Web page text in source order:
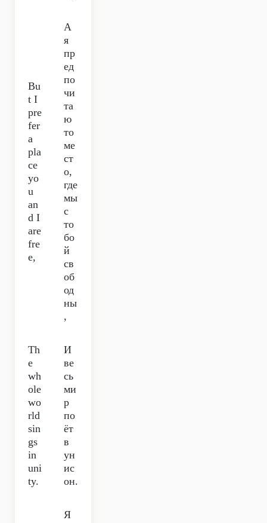
Bu
t I
pre
fer
a
pla
ce
yo
u
an
d I
are
fre
e,
А
я
пр
ед
по
чи
та
ю
то
ме
ст
о,
где
мы
с
то
бо
й
св
об
од
ны
,
Th
e
wh
ole
wo
rld
sin
gs
in
uni
ty.
И
ве
сь
ми
р
по
ёт
в
ун
ис
он.
Я